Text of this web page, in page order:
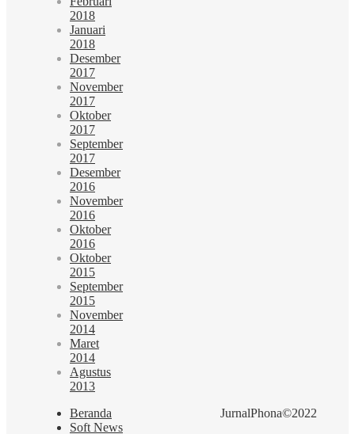
2018
Januari
2018
Desember
2017
November
2017
Oktober
2017
September
2017
Desember
2016
November
2016
Oktober
2016
Oktober
2015
September
2015
November
2014
Maret
2014
Agustus
2013
JurnalPhona©2022
Beranda
Soft News